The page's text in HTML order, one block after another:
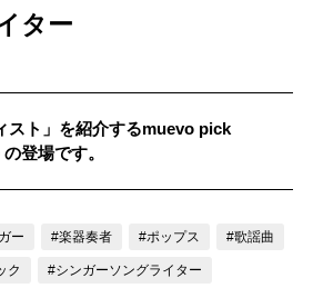
HM #女性シンガー
ター
スト」を紹介するmuevo pick
登場です。
ー #楽器奏者 #ポップス #歌謡曲
ク #シンガーソングライター